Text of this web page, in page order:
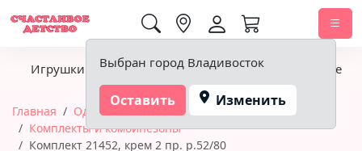
Выбран город Владивосток
Оставить Изменить
Игрушки Детское питание Подгузники, гигиена
Главная Одежда
Одежда для малышей
Комплекты и комбинезоны
Комплект 21452, крем 2 пр. р.52/80